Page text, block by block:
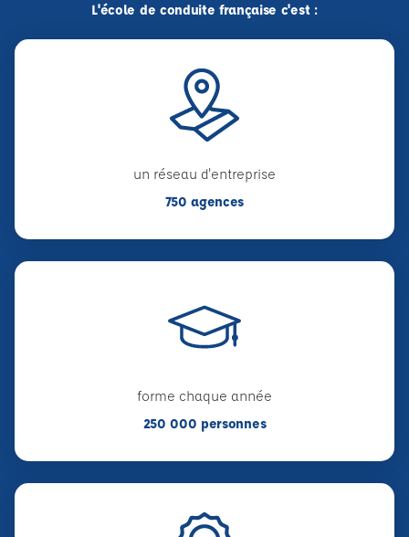
L'école de conduite française c'est :
un réseau d'entreprise
750 agences
forme chaque année
250 000 personnes